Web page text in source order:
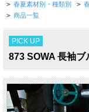
> 春夏素材別・種類別 >
> 商品一覧
PICK UP
873 SOWA 長袖ブ